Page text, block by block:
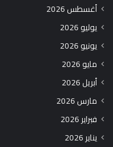
أغسطس 2026
يوليو 2026
يونيو 2026
مايو 2026
أبريل 2026
مارس 2026
فبراير 2026
يناير 2026